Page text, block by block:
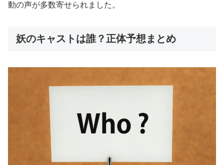
動の声が多数寄せられました。
妖のキャストは誰？正体予想まとめ